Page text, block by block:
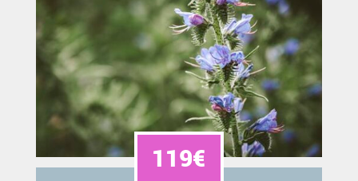
119€